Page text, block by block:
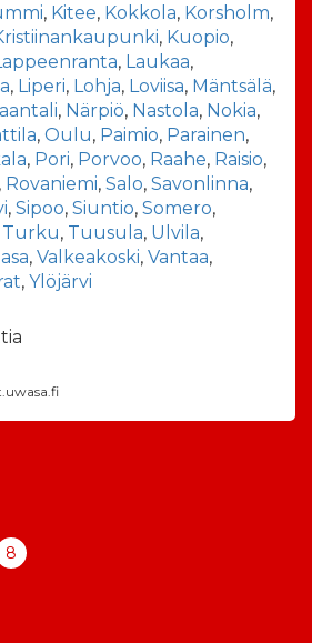
, Kitee, Kokkola, Korsholm,
, Kuopio,
, Laukaa,
, Liperi, Lohja, Loviisa, Mäntsälä,
, Närpiö, Nastola, Nokia,
, Oulu, Paimio, Parainen,
, Pori, Porvoo, Raahe, Raisio,
, Rovaniemi, Salo, Savonlinna,
, Sipoo, Siuntio, Somero,
Turku, Tuusula, Ulvila,
, Valkeakoski, Vantaa,
, Ylöjärvi
8